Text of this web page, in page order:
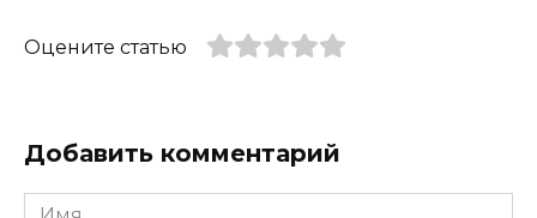
Оцените статью
Добавить комментарий
Имя